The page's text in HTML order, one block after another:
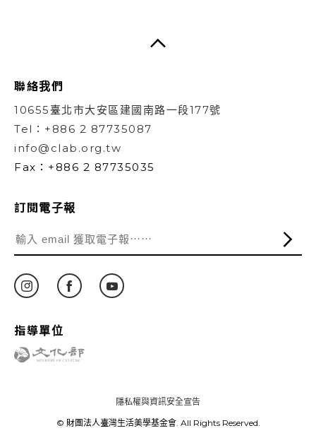
聯絡我們
10655臺北市大安區建國南路一段177號
Tel：+886 2 87735087
info@clab.org.tw
Fax：+886 2 87735035
訂閱電子報
指導單位
隱私權與資訊安全宣告
© 財團法人臺灣生活美學基金會. All Rights Reserved.